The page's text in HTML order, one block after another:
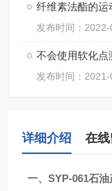
纤维素法酯的
发布时间：
不会使用软化
发布时间：2021-
详细介绍 在
一、SYP-061石油